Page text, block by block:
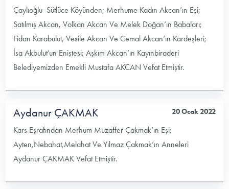
Çaylıoğlu Sütlüce Köyünden; Merhume Kadın Akcan’ın Eşi;
Satılmış Akcan, Volkan Akcan Ve Melek Doğan’ın Babaları;
Fidan Karabulut, Vesile Akcan Ve Cemal Akcan’ın Kardeşleri;
İsa Akbulut’un Eniştesi; Aşkım Akcan’ın Kayınbiraderi
Belediyemizden Emekli Mustafa AKCAN Vefat Etmiştir.
Aydanur ÇAKMAK 20 Ocak 2022
Kars Eşrafından Merhum Muzaffer Çakmak’ın Eşi;
Ayten,Nebahat,Melahat Ve Yılmaz Çakmak’ın Anneleri
Aydanur ÇAKMAK Vefat Etmiştir.